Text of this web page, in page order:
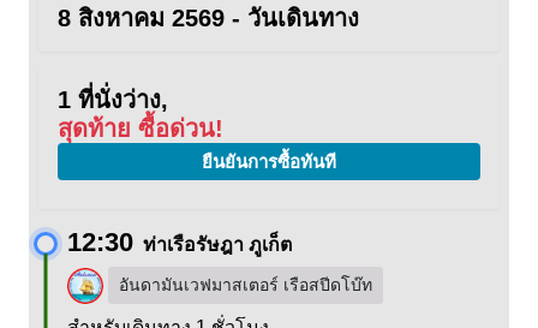
8 สิงหาคม 2569 - วันเดินทาง
1 ที่นั่งว่าง,
สุดท้าย ซื้อด่วน!
ยืนยันการซื้อทันที
12:30 ท่าเรือรัษฎา ภูเก็ต
อันดามันเวฟมาสเตอร์ เรือสปีดโบ๊ท